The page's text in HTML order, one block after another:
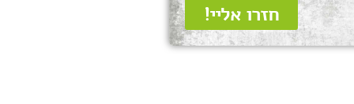
חזרו אליי!